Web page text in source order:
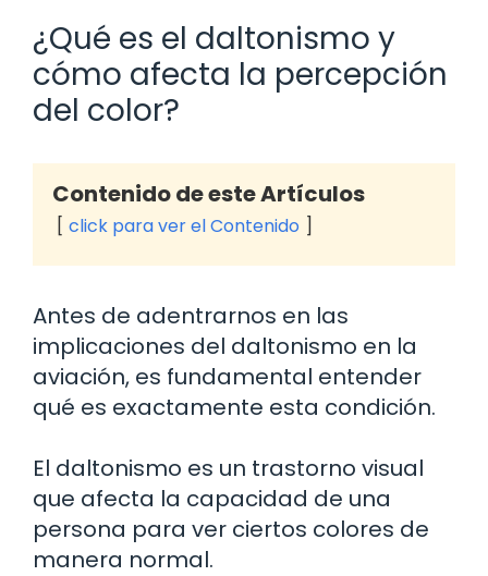
¿Qué es el daltonismo y
cómo afecta la percepción
del color?
Contenido de este Artículos
click para ver el Contenido
Antes de adentrarnos en las
implicaciones del daltonismo en la
aviación, es fundamental entender
qué es exactamente esta condición.
El daltonismo es un trastorno visual
que afecta la capacidad de una
persona para ver ciertos colores de
manera normal.